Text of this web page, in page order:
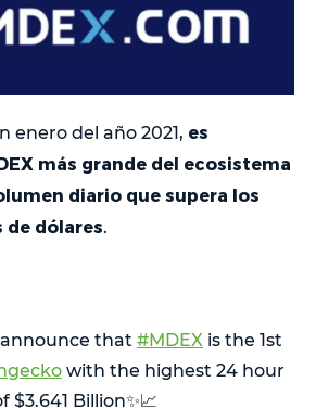
enero del año 2021, es
más grande del ecosistema
diario que supera los
de dólares.
that #MDEX is the 1st
with the highest 24 hour
Billion✨📈